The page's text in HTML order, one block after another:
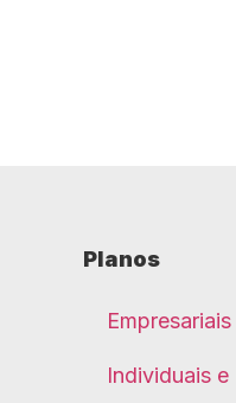
Planos
Empresariais
Individuais e